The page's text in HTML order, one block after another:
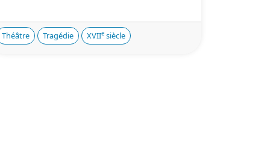
Théâtre Tragédie XVIIe siècle